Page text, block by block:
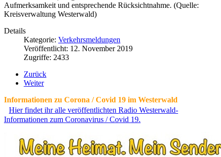
Aufmerksamkeit und entsprechende Rücksichtnahme. (Quelle:
Kreisverwaltung Westerwald)
Details
Kategorie: Verkehrsmeldungen
Veröffentlicht: 12. November 2019
Zugriffe: 2433
Zurück
Weiter
Informationen zu Corona / Covid 19 im Westerwald
Hier findet ihr alle veröffentlichten Radio Westerwald-
Informationen zum Coronavirus / Covid 19.